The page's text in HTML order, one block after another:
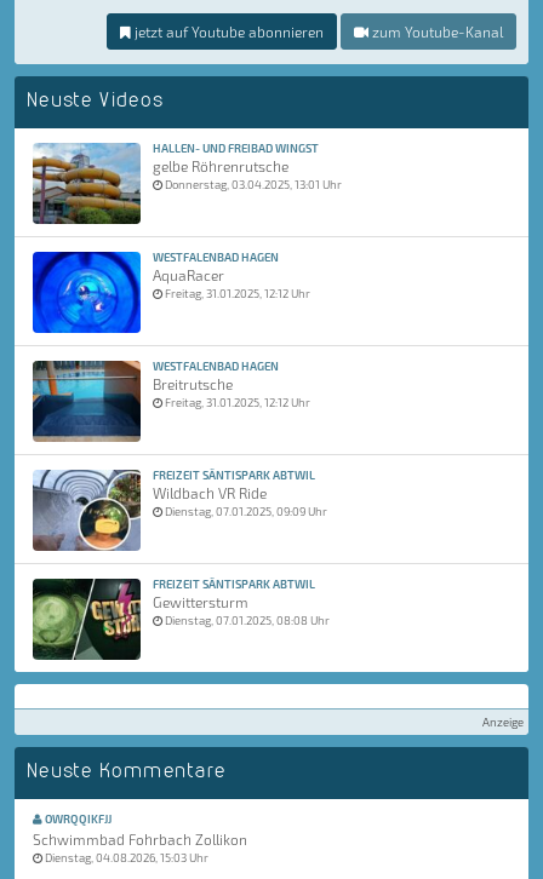
jetzt auf Youtube abonnieren zum Youtube-Kanal
Neuste Videos
HALLEN- UND FREIBAD WINGST
gelbe Röhrenrutsche
Donnerstag, 03.04.2025, 13:01 Uhr
WESTFALENBAD HAGEN
AquaRacer
Freitag, 31.01.2025, 12:12 Uhr
WESTFALENBAD HAGEN
Breitrutsche
Freitag, 31.01.2025, 12:12 Uhr
FREIZEIT SÄNTISPARK ABTWIL
Wildbach VR Ride
Dienstag, 07.01.2025, 09:09 Uhr
FREIZEIT SÄNTISPARK ABTWIL
Gewittersturm
Dienstag, 07.01.2025, 08:08 Uhr
Anzeige
Neuste Kommentare
OWRQQIKFJJ
Schwimmbad Fohrbach Zollikon
Dienstag, 04.08.2026, 15:03 Uhr